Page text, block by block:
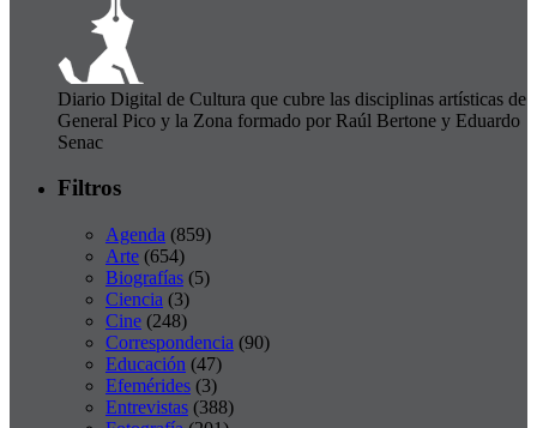
Diario Digital de Cultura que cubre las disciplinas artísticas de
General Pico y la Zona formado por Raúl Bertone y Eduardo
Senac
Filtros
Agenda (859)
Arte (654)
Biografías (5)
Ciencia (3)
Cine (248)
Correspondencia (90)
Educación (47)
Efemérides (3)
Entrevistas (388)